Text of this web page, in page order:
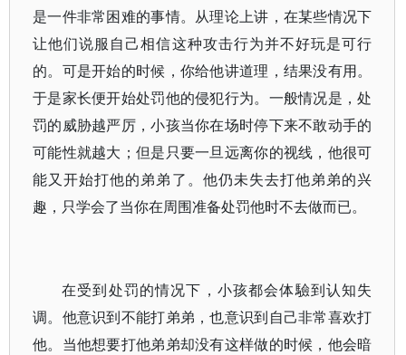
是一件非常困难的事情。从理论上讲，在某些情况下
让他们说服自己相信这种攻击行为并不好玩是可行
的。可是开始的时候，你给他讲道理，结果没有用。
于是家长便开始处罚他的侵犯行为。一般情况是，处
罚的威胁越严厉，小孩当你在场时停下来不敢动手的
可能性就越大；但是只要一旦远离你的视线，他很可
能又开始打他的弟弟了。他仍未失去打他弟弟的兴
趣，只学会了当你在周围准备处罚他时不去做而已。
在受到处罚的情况下，小孩都会体驗到认知失
调。他意识到不能打弟弟，也意识到自己非常喜欢打
他。当他想要打他弟弟却没有这样做的时候，他会暗